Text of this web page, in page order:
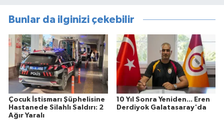
Bunlar da ilginizi çekebilir
Çocuk İstismarı Şüphelisine
Hastanede Silahlı Saldırı: 2
Ağır Yaralı
10 Yıl Sonra Yeniden... Eren
Derdiyok Galatasaray'da